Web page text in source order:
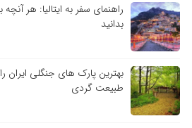
راهنمای سفر به ایتالیا: هر
بدانید
بهترین پارک های جنگلی ایران
طبیعت گردی